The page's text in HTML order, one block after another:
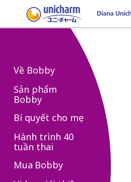
Về Bobby
Sản phẩm
Bobby
Bí quyết cho mẹ
Hành trình 40
tuần thai
Mua Bobby